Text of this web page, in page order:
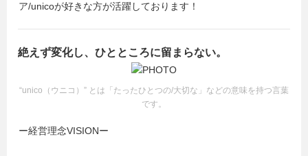
ア/unicoが好きな方が活躍しております！
絶えず変化し、ひとところに留まらない。
“unico（ウニコ）” とは「たったひとつの/大切な」などの意味を持つ言葉
です。
ー経営理念VISIONー